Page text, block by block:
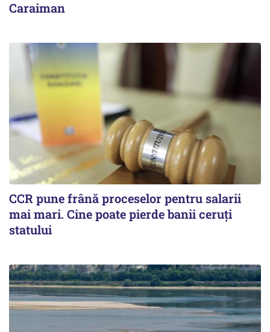
Caraiman
CCR pune frână proceselor pentru salarii
mai mari. Cine poate pierde banii ceruți
statului